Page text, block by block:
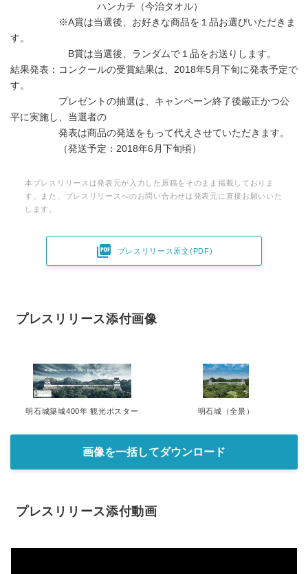
ハンカチ（今治タオル）
※A賞は当選後、お好きな商品を１品お選びいただきま
す。
B賞は当選後、ランダムで１品をお送りします。
結果発表：コンクールの受賞結果は、2018年5月下旬に発表予定で
す。
プレゼントの抽選は、キャンペーン終了後厳正かつ公
平に実施し、当選者の
発表は商品の発送をもって代えさせていただきます。
（発送予定：2018年6月下旬頃）
本プレスリリースは発表元が入力した原稿をそのまま掲載しておりま
す。また、プレスリリースへのお問い合わせは発表元に直接お願いいた
します。
 プレスリリース原文(PDF)
プレスリリース添付画像
明石城築城400年 観光ポスター 明石城（全景）
画像を一括してダウンロード
プレスリリース添付動画